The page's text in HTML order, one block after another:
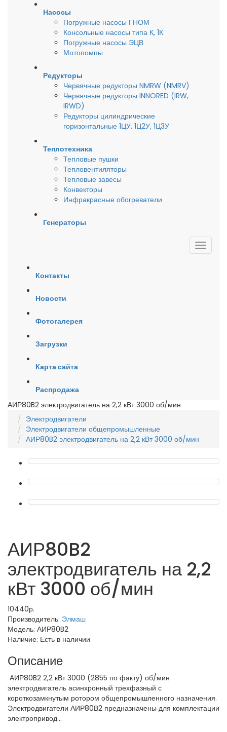
Насосы
Погружные насосы ГНОМ
Консольные насосы типа К, 1К
Погружные насосы ЭЦВ
Мотопомпы
Редукторы
Червячные редукторы NMRW (NMRV)
Червячные редукторы INNORED (IRW,
IRWD)
Редукторы цилиндрические
горизонтальные 1ЦУ, 1Ц2У, 1Ц3У
Теплотехника
Тепловые пушки
Тепловентиляторы
Тепловые завесы
Конвекторы
Инфракрасные обогреватели
Генераторы
Контакты
Новости
Фотогалерея
Загрузки
Карта сайта
Распродажа
АИР80B2 электродвигатель на 2,2 кВт 3000 об/мин
Электродвигатели
Электродвигатели общепромышленные
АИР80B2 электродвигатель на 2,2 кВт 3000 об/мин
АИР80B2
электродвигатель на 2,2
кВт 3000 об/мин
10440р.
Производитель: Элмаш
Модель: АИР80B2
Наличие: Есть в наличии
Описание
АИР80B2 2,2 кВт 3000 (2855 по факту) об/мин
электродвигатель асинхронный трехфазный с
короткозамкнутым ротором общепромышленного назначения.
Электродвигатели АИР80В2 предназначены для комплектации
электропривод...